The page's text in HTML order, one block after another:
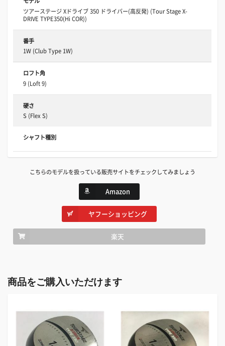
ツアーステージ Xドライブ 350 ドライバー(高反発) (Tour Stage X-
DRIVE TYPE350(Hi COR))
番手
1W (Club Type 1W)
ロフト角
9 (Loft 9)
硬さ
S (Flex S)
シャフト種別
こちらのモデルを扱っている販売サイトをチェックしてみましょう
Amazon
ヤフーショッピング
楽天
商品をご購入いただけます